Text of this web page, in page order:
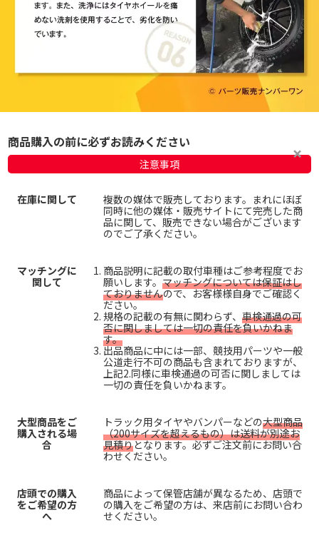
商品購入の前に必ずお読みください
注意事項
在庫に関して
複数の媒体で販売しております。まれにほぼ
同時に他の媒体・販売サイトにて完売した商
品に関して、販売できない場合がございます
のでご了承ください。
マッチングに
関して
商品説明に記載の取付車種はご参考程度でお
願いします。 マッチングについては保証はし
ておりませんので、お客様様自身でご確認く
ださい。
規格の記載の有無に関わらず、 車検通過の可
否に関しましては一切の責任を負いかねま
す。
出品商品に中には一部、競技用パーツや一般
公道走行不可の商品も含まれておりますが、
上記2.同様に車検通過の可否に関しましては
一切の責任を負いかねます。
大型商品をご
購入される場
合
トラック用タイヤやバンパーなどの大型商品
（200サイズを超えるもの）は送料が別途お
見積りとなります。必ずご注文前にお問い合
わせください。
店頭での購入
をご希望の方
へ
商品によって保管店舗が異なるため、店頭で
の購入をご希望の方は、来店前にお問い合わ
せください。